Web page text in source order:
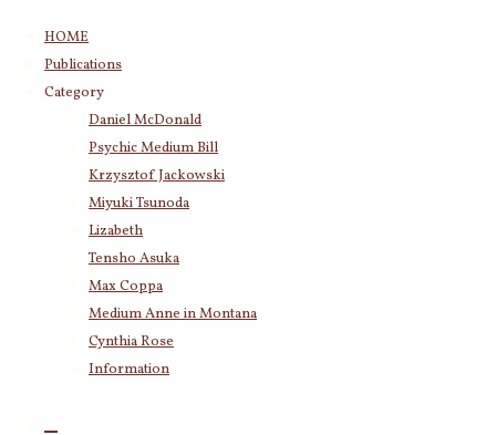
HOME
Publications
Category
Daniel McDonald
Psychic Medium Bill
Krzysztof Jackowski
Miyuki Tsunoda
Lizabeth
Tensho Asuka
Max Coppa
Medium Anne in Montana
Cynthia Rose
Information